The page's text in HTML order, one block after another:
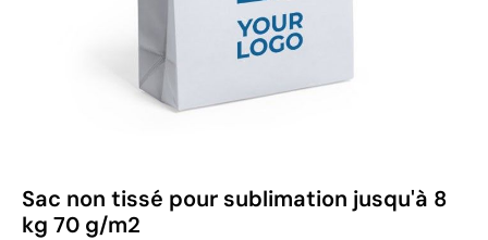
Sac non tissé pour sublimation jusqu'à 8
kg 70 g/m2